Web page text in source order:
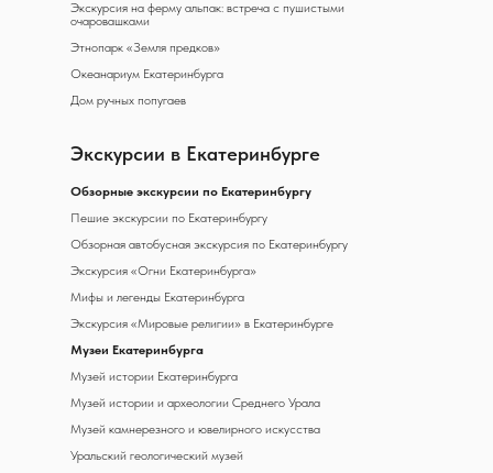
Экскурсия на ферму альпак: встреча с пушистыми
очаровашками
Этнопарк «Земля предков»
Океанариум Екатеринбурга
Дом ручных попугаев
Экскурсии в Екатеринбурге
Обзорные экскурсии по Екатеринбургу
Пешие экскурсии по Екатеринбургу
Обзорная автобусная экскурсия по Екатеринбургу
Экскурсия «Огни Екатеринбурга»
Мифы и легенды Екатеринбурга
Экскурсия «Мировые религии» в Екатеринбурге
Музеи Екатеринбурга
Музей истории Екатеринбурга
Музей истории и археологии Среднего Урала
Музей камнерезного и ювелирного искусства
Уральский геологический музей